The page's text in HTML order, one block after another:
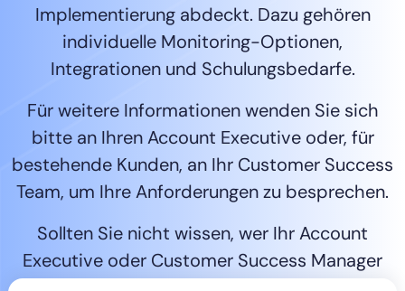
Implementierung abdeckt. Dazu gehören
individuelle Monitoring-Optionen,
Integrationen und Schulungsbedarfe.
Für weitere Informationen wenden Sie sich
bitte an Ihren Account Executive oder, für
bestehende Kunden, an Ihr Customer Success
Team, um Ihre Anforderungen zu besprechen.
Sollten Sie nicht wissen, wer Ihr Account
Executive oder Customer Success Manager